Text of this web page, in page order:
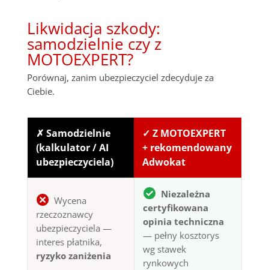
Likwidacja szkody:
samodzielnie czy z
MOTOEXPERT?
Porównaj, zanim ubezpieczyciel zdecyduje za
Ciebie.
✗ Samodzielnie
(kalkulator / AI
ubezpieczyciela)
✓ Z MOTOEXPERT
+ rekomendowany
Adwokat
Wycena
rzeczoznawcy
ubezpieczyciela —
interes płatnika,
ryzyko zaniżenia
Niezależna
certyfikowana
opinia techniczna
— pełny kosztorys
wg stawek
rynkowych